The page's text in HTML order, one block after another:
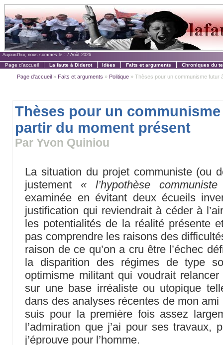
Aujourd'hui, nous sommes le : 7 Août 2026
Page d'accueil La faute à Diderot Idées Faits et arguments Chroniques du
Page d'accueil » Faits et arguments » Politique » Thèses pour un communisme futur
Thèses pour un
partir du moment présent
Par Yvon Quiniou
La situation du projet communiste (ou
justement « l’hypothèse
examinée en évitant deux écueils
justification qui reviendrait à céder à
les potentialités de la réalité présente
pas comprendre les raisons des
raison de ce qu’on a cru être l’échec
la disparition des régimes de type
optimisme militant qui voudrait relancer
sur une base irréaliste ou utopique
dans des analyses récentes de mon
suis pour la première fois assez
l’admiration que j’ai pour ses travaux,
j’éprouve pour l’homme.